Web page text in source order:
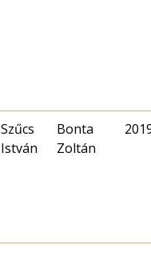
Szűcs
István
Bonta
Zoltán